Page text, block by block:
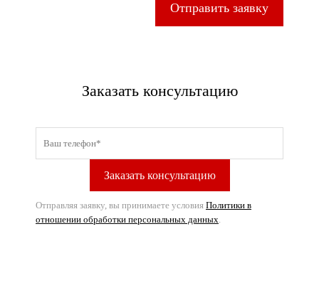
Отправить заявку
Заказать консультацию
Отправляя заявку, вы принимаете условия Политики в
отношении обработки персональных данных.